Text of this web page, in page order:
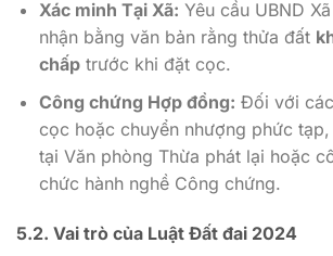
Xác minh Tại Xã: Yêu cầu UBND
nhận bằng văn bản rằng thửa đất
chấptrước khi đặt cọc.
Công chứng Hợp đồng: Đối với
cọc hoặc chuyển nhượng phức tạp,
tại Văn phòng Thừa phát lại hoặc
chức hành nghề Công chứng.
5.2. Vai trò của Luật Đất đai 2024